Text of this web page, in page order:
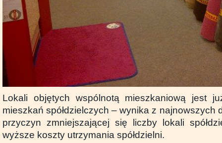
Lokali objętych wspólnotą mieszkaniową jest
mieszkań spółdzielczych – wynika z najnowszych
przyczyn zmniejszającej się liczby lokali
wyższe koszty utrzymania spółdzielni.